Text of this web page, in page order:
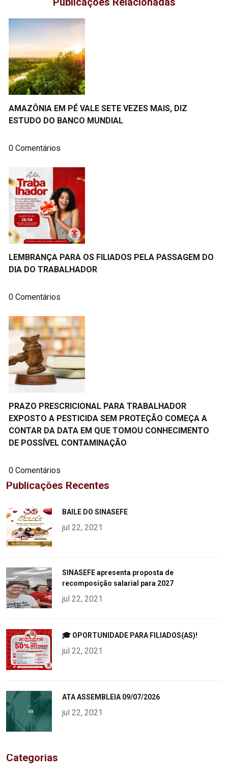
AMAZÔNIA EM PÉ VALE SETE VEZES MAIS, DIZ
ESTUDO DO BANCO MUNDIAL
0 Comentários
LEMBRANÇA PARA OS FILIADOS PELA PASSAGEM DO
DIA DO TRABALHADOR
0 Comentários
PRAZO PRESCRICIONAL PARA TRABALHADOR
EXPOSTO A PESTICIDA SEM PROTEÇÃO COMEÇA A
CONTAR DA DATA EM QUE TOMOU CONHECIMENTO
DE POSSÍVEL CONTAMINAÇÃO
0 Comentários
Publicações Recentes
alt="product">
BAILE DO SINASEFE
jul 22, 2021
alt="product">
SINASEFE apresenta proposta de
recomposição salarial para 2027
jul 22, 2021
alt="product">
🎓 OPORTUNIDADE PARA FILIADOS(AS)!
jul 22, 2021
alt="product">
ATA ASSEMBLEIA 09/07/2026
jul 22, 2021
Categorias